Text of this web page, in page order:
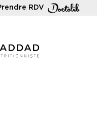
RDV